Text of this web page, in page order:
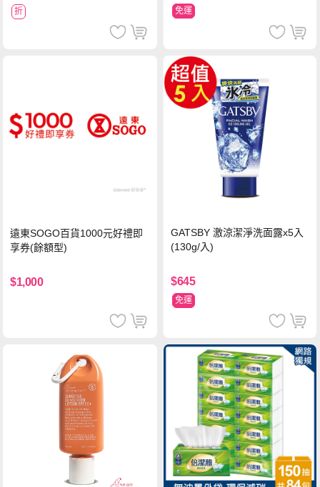
折 免運
遠東SOGO百貨1000元好禮即
享券(餘額型)
$1,000
GATSBY 激涼潔淨洗面露x5入
(130g/入)
$645
免運